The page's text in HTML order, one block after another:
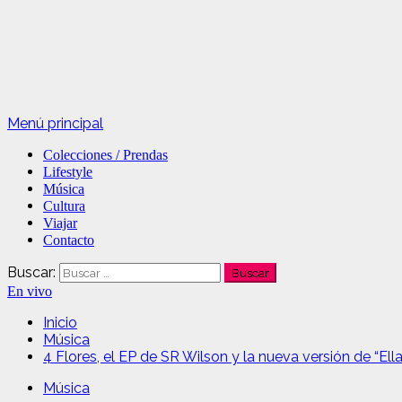
Menú principal
Colecciones / Prendas
Lifestyle
Música
Cultura
Viajar
Contacto
Buscar:
En vivo
Inicio
Música
4 Flores, el EP de SR Wilson y la nueva versión de
Música